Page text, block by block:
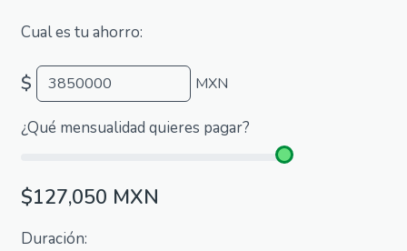
Cual es tu ahorro:
$ MXN
¿Qué mensualidad quieres pagar?
$127,050 MXN
Duración: